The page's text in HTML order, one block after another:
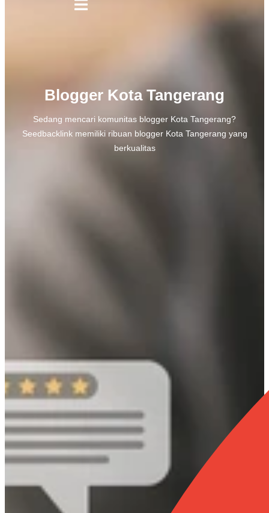
Blogger Kota Tangerang
Sedang mencari komunitas blogger Kota Tangerang?
Seedbacklink memiliki ribuan blogger Kota Tangerang yang
berkualitas